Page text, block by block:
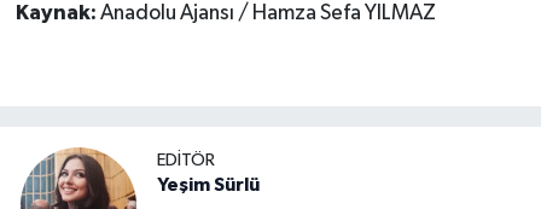
Kaynak: Anadolu Ajansı / Hamza Sefa YILMAZ
EDİTÖR
Yeşim Sürlü